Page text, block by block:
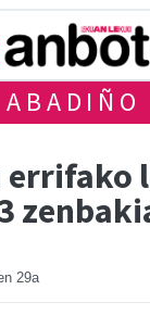
ABADIÑO
errifako
29a